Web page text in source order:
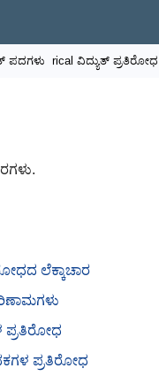
ಪದಗಳು rical ವಿದ್ಯುತ್ ಪ್ರತಿರೋಧ
ಲೆಕ್ಕಾಚಾರ
ಪ್ರತಿರೋಧ
ಪ್ರತಿರೋಧ